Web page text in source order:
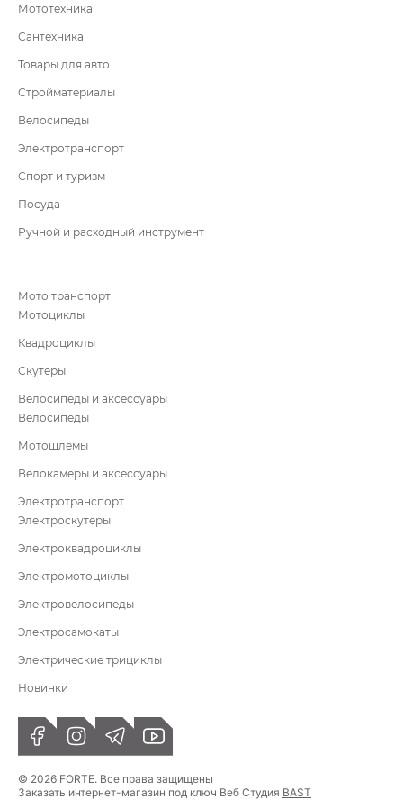
Мототехника
Сантехника
Товары для авто
Стройматериалы
Велосипеды
Электротранспорт
Спорт и туризм
Посуда
Ручной и расходный инструмент
Мото транспорт
Мотоциклы
Квадроциклы
Скутеры
Велосипеды и аксессуары
Велосипеды
Мотошлемы
Велокамеры и аксессуары
Электротранспорт
Электроскутеры
Электроквадроциклы
Электромотоциклы
Электровелосипеды
Электросамокаты
Электрические трициклы
Новинки
© 2026 FORTE. Все права защищены
Заказать интернет-магазин под ключ Веб Студия BAST